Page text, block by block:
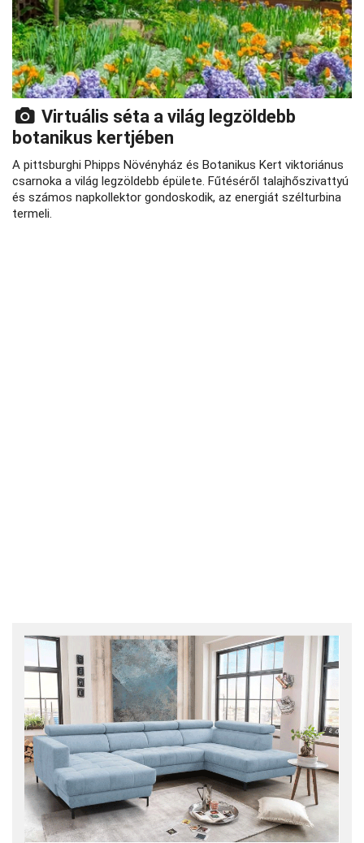
Virtuális séta a világ legzöldebb
botanikus kertjében
A pittsburghi Phipps Növényház és Botanikus Kert viktoriánus
csarnoka a világ legzöldebb épülete. Fűtéséről talajhőszivattyú
és számos napkollektor gondoskodik, az energiát szélturbina
termeli.